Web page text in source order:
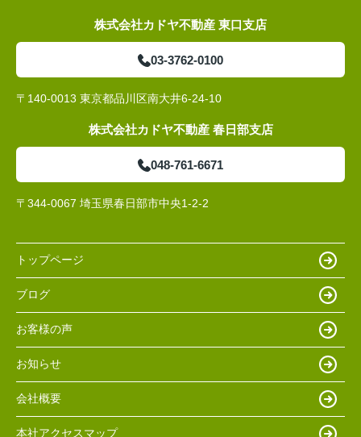
株式会社カドヤ不動産 東口支店
03-3762-0100
〒140-0013 東京都品川区南大井6-24-10
株式会社カドヤ不動産 春日部支店
048-761-6671
〒344-0067 埼玉県春日部市中央1-2-2
トップページ
ブログ
お客様の声
お知らせ
会社概要
本社アクセスマップ